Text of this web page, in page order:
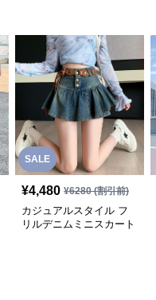
SALE
¥4,480 ¥6280(割引前)
カジュアルスタイル フ
リルデニムミニスカート